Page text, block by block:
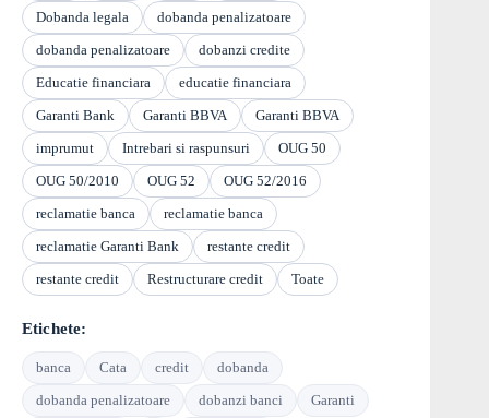
Dobanda legala
dobanda penalizatoare
dobanda penalizatoare
dobanzi credite
Educatie financiara
educatie financiara
Garanti Bank
Garanti BBVA
Garanti BBVA
imprumut
Intrebari si raspunsuri
OUG 50
OUG 50/2010
OUG 52
OUG 52/2016
reclamatie banca
reclamatie banca
reclamatie Garanti Bank
restante credit
restante credit
Restructurare credit Toate
Etichete:
banca Cata credit
dobanda
dobanda penalizatoare
dobanzi banci
Garanti